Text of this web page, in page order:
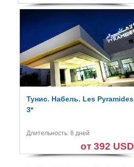
Тунис. Набель. Les Pyramides
3*
Длительность: 8 дней
от 392 USD